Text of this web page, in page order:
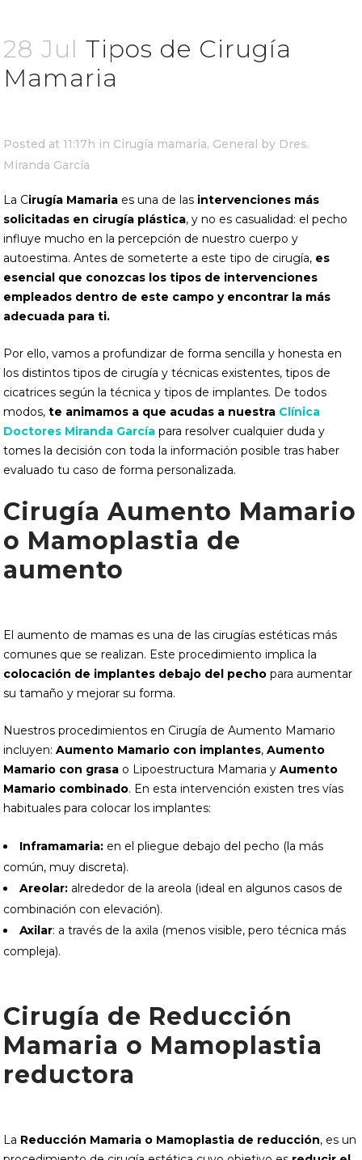
28 Jul Tipos de Cirugía
Mamaria
Posted at 11:17h in Cirugía mamaria, General by Dres.
Miranda García
La Cirugía Mamaria es una de las intervenciones más
solicitadas en cirugía plástica, y no es casualidad: el pecho
influye mucho en la percepción de nuestro cuerpo y
autoestima. Antes de someterte a este tipo de cirugía, es
esencial que conozcas los tipos de intervenciones
empleados dentro de este campo y encontrar la más
adecuada para ti.
Por ello, vamos a profundizar de forma sencilla y honesta en
los distintos tipos de cirugía y técnicas existentes, tipos de
cicatrices según la técnica y tipos de implantes. De todos
modos,te animamos a que acudas a nuestra Clínica
Doctores Miranda García para resolver cualquier duda y
tomes la decisión con toda la información posible tras haber
evaluado tu caso de forma personalizada.
Cirugía Aumento Mamario
o Mamoplastia de
aumento
El aumento de mamas es una de las cirugías estéticas más
comunes que se realizan. Este procedimiento implica la
colocación de implantes debajo del pecho para aumentar
su tamaño y mejorar su forma.
Nuestros procedimientos en Cirugía de Aumento Mamario
incluyen:Aumento Mamario con implantes,Aumento
Mamario con grasa o Lipoestructura Mamaria yAumento
Mamario combinado. En esta intervención existen tres vías
habituales para colocar los implantes:
Inframamaria: en el pliegue debajo del pecho (la más
común, muy discreta).
Areolar: alrededor de la areola (ideal en algunos casos de
combinación con elevación).
Axilar: a través de la axila (menos visible, pero técnica más
compleja).
Cirugía de Reducción
Mamaria o Mamoplastia
reductora
La Reducción Mamaria o Mamoplastia de reducción, es un